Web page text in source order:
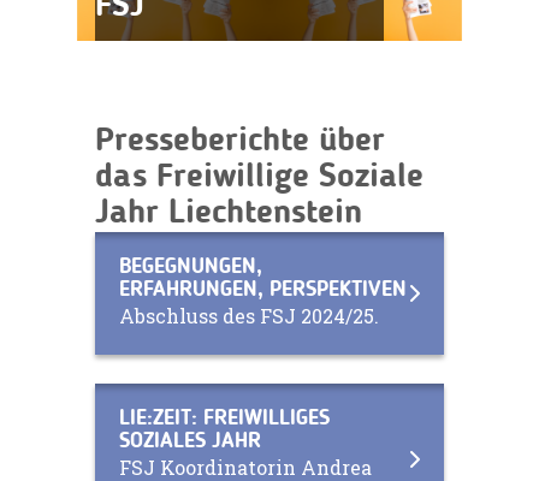
FSJ
Presseberichte über
das Freiwillige Soziale
Jahr Liechtenstein
BEGEGNUNGEN,
ERFAHRUNGEN, PERSPEKTIVEN
Abschluss des FSJ 2024/25.
LIE:ZEIT: FREIWILLIGES
SOZIALES JAHR
FSJ Koordinatorin Andrea